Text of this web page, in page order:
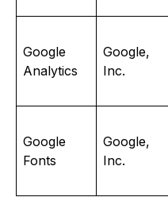
Google
Analytics
Google,
Inc.
Google
Fonts
Google,
Inc.